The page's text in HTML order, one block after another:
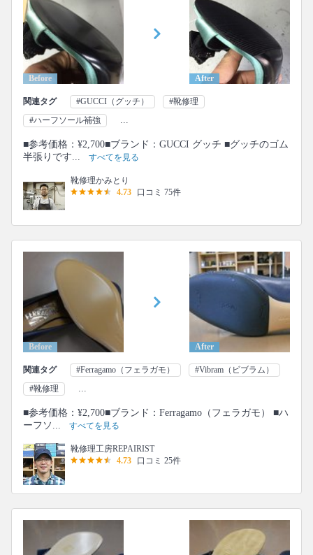
Before After
関連タグ #GUCCI（グッチ）
#靴修理
#ハーフソール補強
...
■参考価格：¥2,700■ブランド：GUCCI グッチ ■グッチのゴム
半張りです...
すべてを見る
靴修理かみとり
4.73
口コミ 75件
Before After
関連タグ #Ferragamo（フェラガモ）
#Vibram（ビブラム）
#靴修理
...
■参考価格：¥2,700■ブランド：Ferragamo（フェラガモ） ■ハ
ーフソ...
すべてを見る
靴修理工房REPAIRIST
4.73
口コミ 25件